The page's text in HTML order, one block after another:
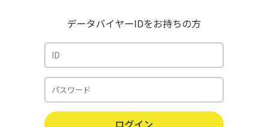
データバイヤーIDをお持ちの方